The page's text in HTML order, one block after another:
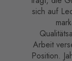
sich auf
Arbeit
Position.